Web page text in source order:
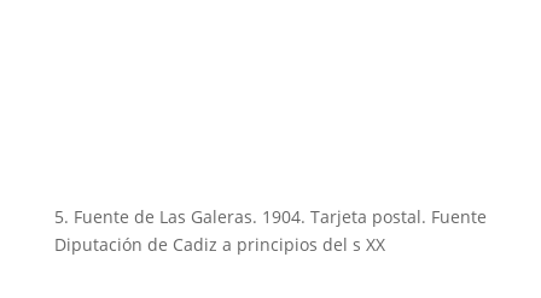
5. Fuente de Las Galeras. 1904. Tarjeta postal. Fuente
Diputación de Cadiz a principios del s XX